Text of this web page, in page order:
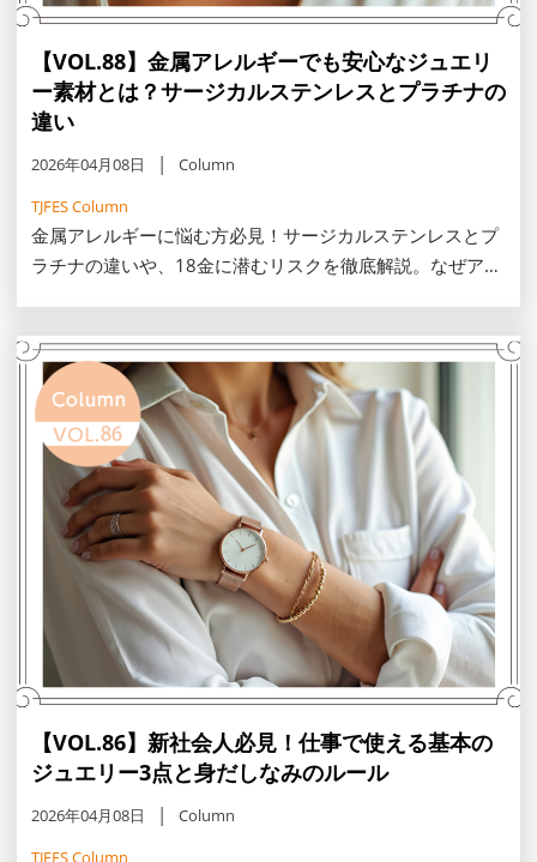
【VOL.88】金属アレルギーでも安心なジュエリ
ー素材とは？サージカルステンレスとプラチナの
違い
2026年04月08日
Column
TJFES Column
金属アレルギーに悩む方必見！サージカルステンレスとプ
ラチナの違いや、18金に潜むリスクを徹底解説。なぜアレ
コツをご紹介します。
【VOL.86】新社会人必見！仕事で使える基本の
ジュエリー3点と身だしなみのルール
2026年04月08日
Column
TJFES Column